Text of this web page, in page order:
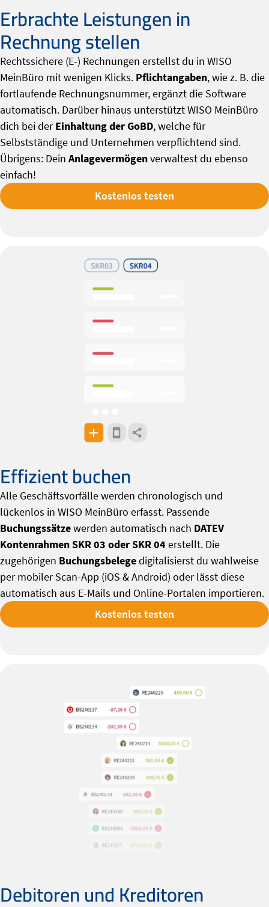
Erbrachte Leistungen in
Rechnung stellen
Rechtssichere (E-) Rechnungen erstellst du in WISO
MeinBüro mit wenigen Klicks. Pflichtangaben, wie z. B. die
fortlaufende Rechnungsnummer, ergänzt die Software
automatisch. Darüber hinaus unterstützt WISO MeinBüro
dich bei derEinhaltung der GoBD, welche für
Selbstständige und Unternehmen verpflichtend sind.
Übrigens: Dein Anlagevermögenverwaltest du ebenso
einfach!
Kostenlos testen
Effizient buchen
Alle Geschäftsvorfälle werden chronologisch und
lückenlos in WISO MeinBüro erfasst. Passende
Buchungssätzewerden automatisch nach DATEV
Kontenrahmen SKR 03 oder SKR 04 erstellt. Die
zugehörigen Buchungsbelegedigitalisierst du wahlweise
per mobiler Scan-App (iOS & Android) oder lässt diese
automatisch aus E-Mails und Online-Portalen importieren.
Kostenlos testen
Debitoren und Kreditoren